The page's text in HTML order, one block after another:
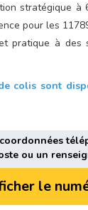
stratégique à
pour les
pratique à des
colis sont
ou un
le